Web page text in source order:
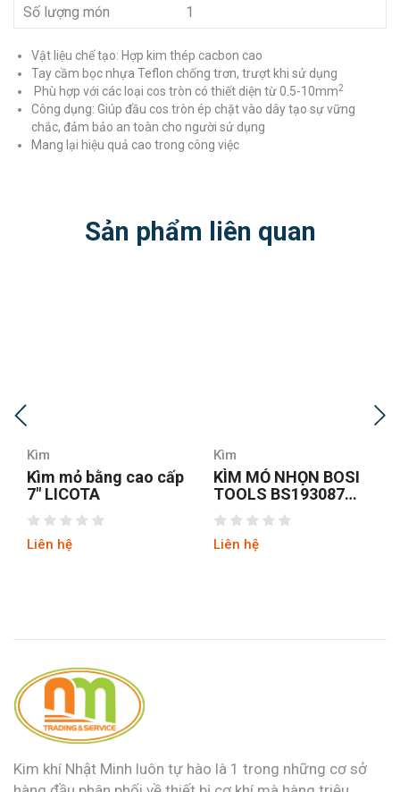
Số lượng món 1
Vật liệu chế tạo: Hợp kim thép cacbon cao
Tay cầm bọc nhựa Teflon chống trơn, trượt khi sử dụng
Phù hợp với các loại cos tròn có thiết diện từ 0.5-10mm2
Công dụng: Giúp đầu cos tròn ép chặt vào dây tạo sự vững
chắc, đảm bảo an toàn cho người sử dụng
Mang lại hiệu quả cao trong công việc
Sản phẩm liên quan
Kìm
KÌM MỎ NHỌN BOSI
TOOLS BS193087
8INCH/200MM
Liên hệ
Kìm
Kìm mỏ nhọn Fujiya
350-200
Liên hệ
Kim khí Nhật Minh luôn tự hào là 1 trong những cơ sở